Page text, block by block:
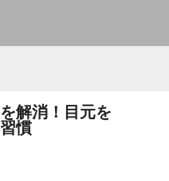
解消！目元を
慣